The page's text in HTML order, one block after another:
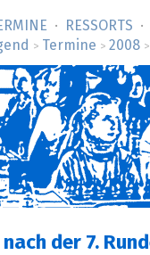
RESSORTS
> Termine > 2008 >
der 7.